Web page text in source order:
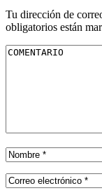
Tu dirección de
obligatorios están